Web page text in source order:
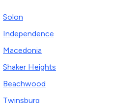
Solon
Independence
Macedonia
Shaker Heights
Beachwood
Twinsburg